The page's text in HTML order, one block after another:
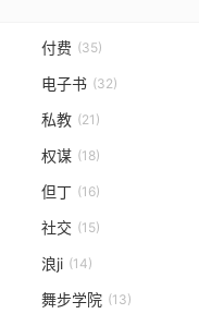
付费 (35)
电子书 (32)
私教 (21)
权谋 (18)
但丁 (16)
社交 (15)
浪ji (14)
舞步学院 (13)